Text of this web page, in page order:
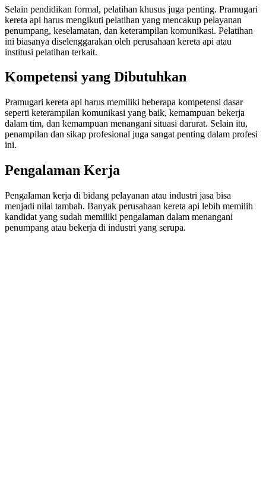
Selain pendidikan formal, pelatihan khusus juga penting. Pramugari
kereta api harus mengikuti pelatihan yang mencakup pelayanan
penumpang, keselamatan, dan keterampilan komunikasi. Pelatihan
ini biasanya diselenggarakan oleh perusahaan kereta api atau
institusi pelatihan terkait.
Kompetensi yang Dibutuhkan
Pramugari kereta api harus memiliki beberapa kompetensi dasar
seperti keterampilan komunikasi yang baik, kemampuan bekerja
dalam tim, dan kemampuan menangani situasi darurat. Selain itu,
penampilan dan sikap profesional juga sangat penting dalam profesi
ini.
Pengalaman Kerja
Pengalaman kerja di bidang pelayanan atau industri jasa bisa
menjadi nilai tambah. Banyak perusahaan kereta api lebih memilih
kandidat yang sudah memiliki pengalaman dalam menangani
penumpang atau bekerja di industri yang serupa.